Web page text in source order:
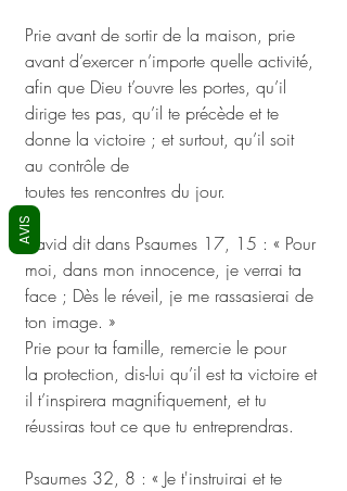
Prie avant de sortir de la maison, prie
avant d’exercer n’importe quelle activité,
afin que Dieu t’ouvre les portes, qu’il
dirige tes pas, qu’il te précède et te
donne la victoire ; et surtout, qu’il soit
au contrôle de
toutes tes rencontres du jour.
David dit dans Psaumes 17, 15 : « Pour
moi, dans mon innocence, je verrai ta
face ; Dès le réveil, je me rassasierai de
ton image. »
Prie pour ta famille, remercie le pour
la protection, dis-lui qu’il est ta victoire et
il t’inspirera magnifiquement, et tu
réussiras tout ce que tu entreprendras.
Psaumes 32, 8 : « Je t'instruirai et te
AVIS